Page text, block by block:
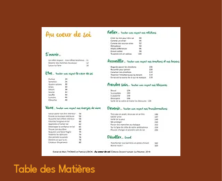
Table des Matières